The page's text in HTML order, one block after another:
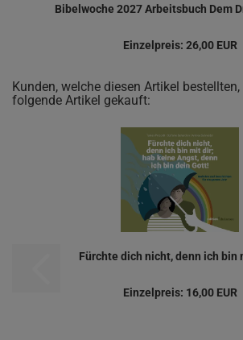
Bibelwoche 2027 Arbeitsbuch Dem
Einzelpreis: 26,00 EUR
Kunden, welche diesen Artikel
folgende Artikel gekauft:
Fürchte dich nicht, denn ich bin
Einzelpreis: 16,00 EUR